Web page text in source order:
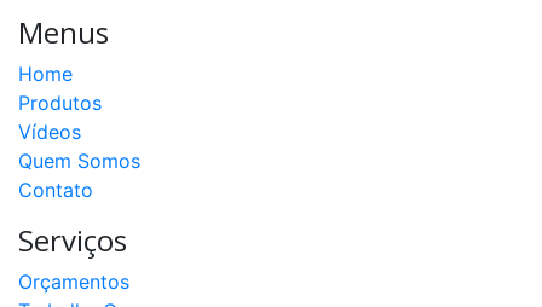
Menus
Home
Produtos
Vídeos
Quem Somos
Contato
Serviços
Orçamentos